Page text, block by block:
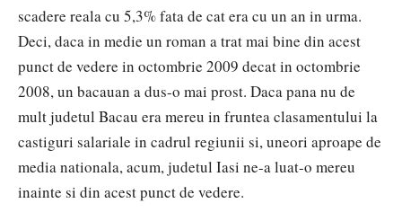
scadere reala cu 5,3% fata de cat era cu un an in urma.
Deci, daca in medie un roman a trat mai bine din acest
punct de vedere in octombrie 2009 decat in octombrie
2008, un bacauan a dus-o mai prost. Daca pana nu de
mult judetul Bacau era mereu in fruntea clasamentului la
castiguri salariale in cadrul regiunii si, uneori aproape de
media nationala, acum, judetul Iasi ne-a luat-o mereu
inainte si din acest punct de vedere.